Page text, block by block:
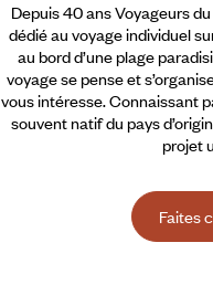
Depuis 40 ans Voyageurs
dédié au voyage individuel
au bord d’une plage
voyage se pense et
vous intéresse. Connaissant
souvent natif du pays
projet
Faites